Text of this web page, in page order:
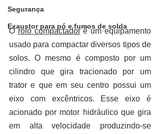
Segurança
Exaustor para pó e fumos de solda
O rolo compactador é um equipamento
usado para compactar diversos tipos de
solos. O mesmo é composto por um
cilindro que gira tracionado por um
trator e que em seu centro possui um
eixo com excêntricos. Esse eixo é
acionado por motor hidráulico que gira
em alta velocidade produzindo-se